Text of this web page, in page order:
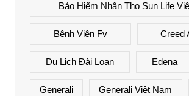
Bảo Hiểm Nhân Thọ Sun Life
Bệnh Viện Fv Creed
Du Lịch Đài Loan Edena
Generali Generali Việt Nam